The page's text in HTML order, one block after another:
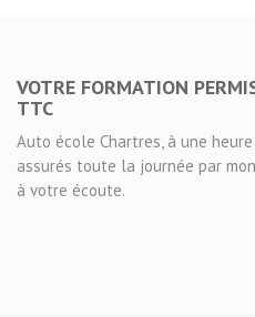
VOTRE FORMATION
TTC
Auto école Chartres, à une heure
assurés toute la journée par
à votre écoute.